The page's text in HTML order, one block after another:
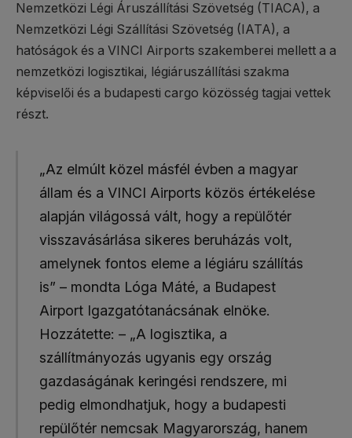
Nemzetközi Légi Áruszállítási Szövetség (TIACA), a
Nemzetközi Légi Szállítási Szövetség (IATA), a
hatóságok és a VINCI Airports szakemberei mellett a a
nemzetközi logisztikai, légiáruszállítási szakma
képviselői és a budapesti cargo közösség tagjai vettek
részt.
„Az elmúlt közel másfél évben a magyar
állam és a VINCI Airports közös értékelése
alapján világossá vált, hogy a repülőtér
visszavásárlása sikeres beruházás volt,
amelynek fontos eleme a légiáru szállítás
is” – mondta Lóga Máté, a Budapest
Airport Igazgatótanácsának elnöke.
Hozzátette: – „A logisztika, a
szállítmányozás ugyanis egy ország
gazdaságának keringési rendszere, mi
pedig elmondhatjuk, hogy a budapesti
repülőtér nemcsak Magyarország, hanem